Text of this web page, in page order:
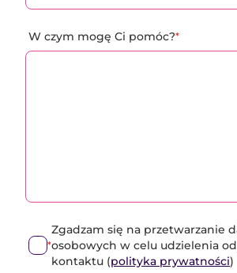
W czym mogę Ci pomóc?*
*
Zgadzam się na przetwarzanie
osobowych w celu udzielenia
kontaktu (polityka prywatności)